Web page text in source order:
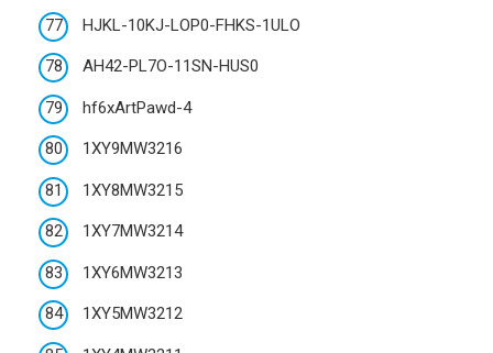
HJKL-10KJ-LOP0-FHKS-1ULO
AH42-PL7O-11SN-HUS0
hf6xArtPawd-4
1XY9MW3216
1XY8MW3215
1XY7MW3214
1XY6MW3213
1XY5MW3212